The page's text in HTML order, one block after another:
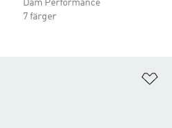
Dam Performance
7 färger